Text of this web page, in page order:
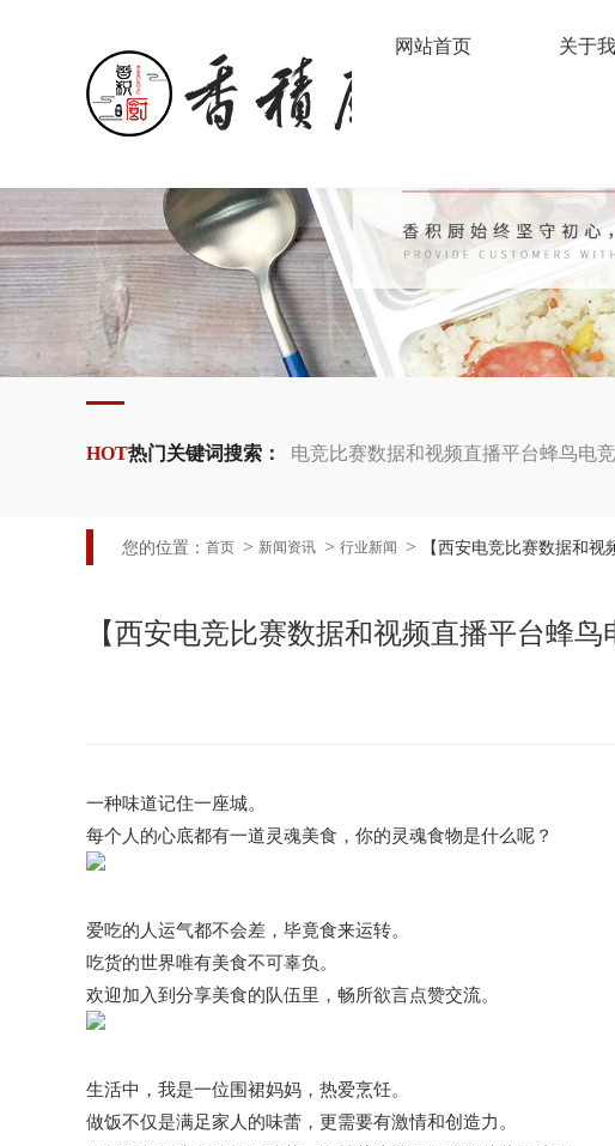
网站首页 关于
HOT热门关键词搜索： 电竞比赛数据和视频直播平台蜂鸟电
承包您的位置： 首页 新闻资讯 行业新闻 【西安电竞比赛数据和
【西安电竞比赛数据和视频直播平台蜂
一种味道记住一座城。
每个人的心底都有一道灵魂美食，你的灵魂食物是什么呢？
爱吃的人运气都不会差，毕竟食来运转。
吃货的世界唯有美食不可辜负。
欢迎加入到分享美食的队伍里，畅所欲言点赞交流。
生活中，我是一位围裙妈妈，热爱烹饪。
做饭不仅是满足家人的味蕾，更需要有激情和创造力。